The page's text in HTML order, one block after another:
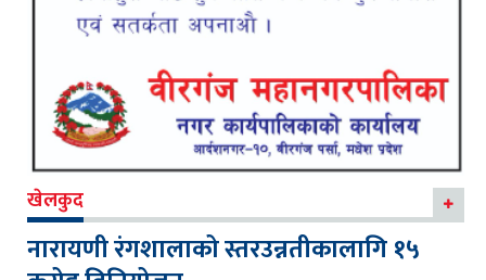
खेलकुद
नारायणी रंगशालाको स्तरउन्नतीकालागि १५